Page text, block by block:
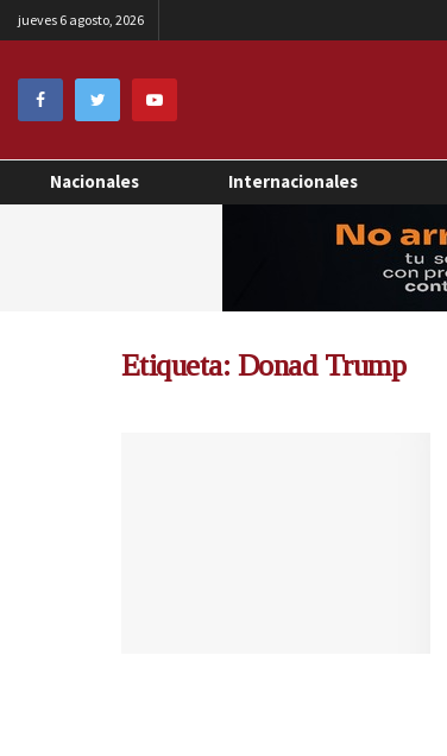
jueves 6 agosto, 2026
Nacionales Internacionales
Etiqueta: Donad Trump